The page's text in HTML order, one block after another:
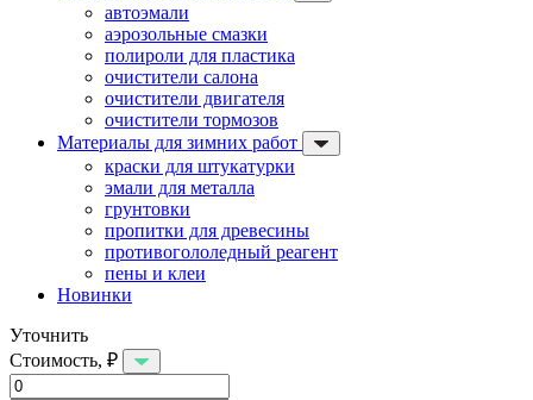
автоэмали
аэрозольные смазки
полироли для пластика
очистители салона
очистители двигателя
очистители тормозов
Материалы для зимних работ
краски для штукатурки
эмали для металла
грунтовки
пропитки для древесины
противогололедный реагент
пены и клеи
Новинки
Уточнить
Стоимость, ₽